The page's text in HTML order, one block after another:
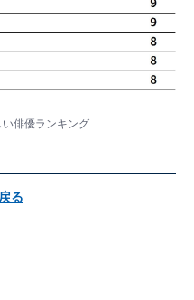
い俳優ランキング
る